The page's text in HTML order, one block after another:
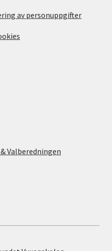
av personuppgifter
Valberedningen